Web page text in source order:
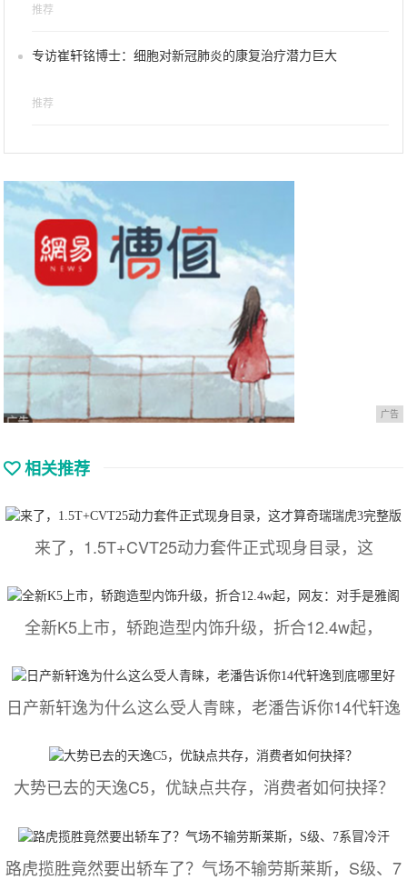
推荐
专访崔轩铭博士：细胞对新冠肺炎的康复治疗潜力巨大
推荐
广告
相关推荐
来了，1.5T+CVT25动力套件正式现身目录，这
全新K5上市，轿跑造型内饰升级，折合12.4w起，
日产新轩逸为什么这么受人青睐，老潘告诉你14代轩逸
大势已去的天逸C5，优缺点共存，消费者如何抉择？
路虎揽胜竟然要出轿车了？气场不输劳斯莱斯，S级、7